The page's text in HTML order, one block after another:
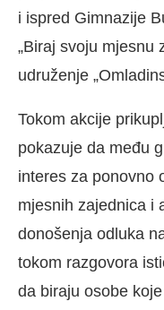
i ispred Gimnazije
„Biraj svoju mjesnu
udruženje
Tokom akcije
pokazuje da među
interes za ponovno
mjesnih zajednica i
donošenja odluka
tokom razgovora
da biraju osobe